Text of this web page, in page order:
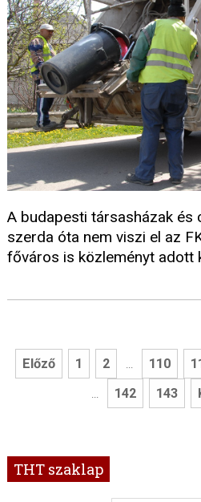
A budapesti társasházak és
szerda óta nem viszi el az
főváros is közleményt
Előző 1 2 ... 110
... 142 143
THT szaklap